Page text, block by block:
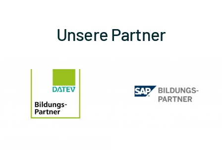
Unsere Partner